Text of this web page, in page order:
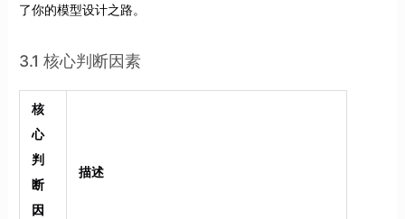
了你的模型设计之路。
3.1 核心判断因素
核
心
判
断
因
描述